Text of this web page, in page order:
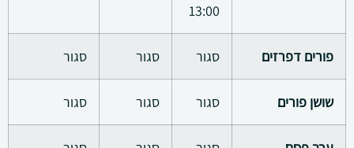
13:00
פורים דפרזים סגור סגור סגור
שושן פורים סגור סגור סגור